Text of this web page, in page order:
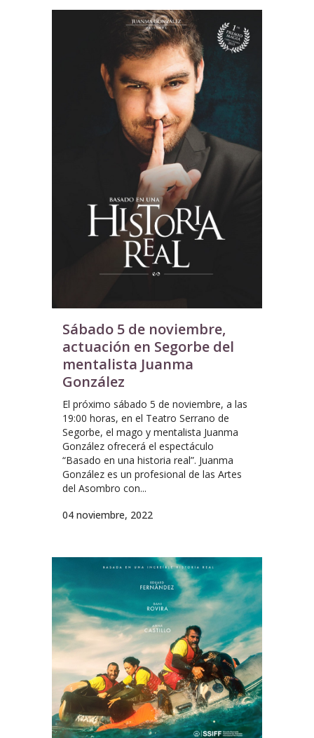
Sábado 5 de noviembre,
actuación en Segorbe del
mentalista Juanma
González
El próximo sábado 5 de noviembre, a las
19:00 horas, en el Teatro Serrano de
Segorbe, el mago y mentalista Juanma
González ofrecerá el espectáculo
“Basado en una historia real”. Juanma
González es un profesional de las Artes
del Asombro con...
04 noviembre, 2022